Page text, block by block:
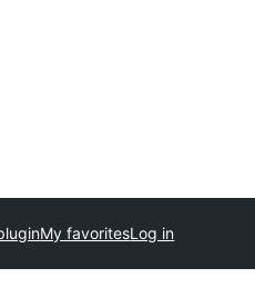
My favoritesLog in